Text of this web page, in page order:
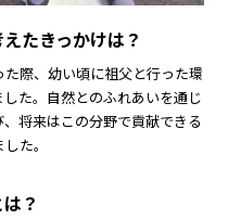
たきっかけは？
際、幼い頃に祖父と行った環
た。自然とのふれあいを通じ
将来はこの分野で貢献できる
た。
？